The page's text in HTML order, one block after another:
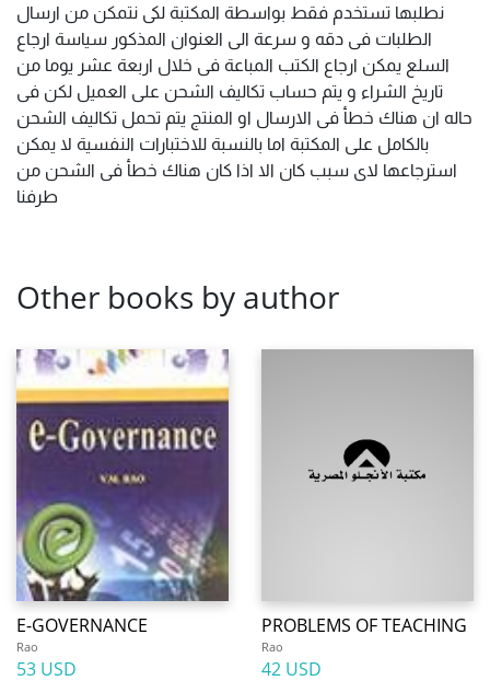
نطلبها تستخدم فقط بواسطة المكتبة لكى نتمكن من ارسال
الطلبات فى دقه و سرعة الى العنوان المذكور سياسة ارجاع
السلع يمكن ارجاع الكتب المباعة فى خلال اربعة عشر يوما من
تاريخ الشراء و يتم حساب تكاليف الشحن على العميل لكن فى
حاله ان هناك خطأ فى الارسال او المنتج يتم تحمل تكاليف الشحن
بالكامل على المكتبة اما بالنسبة للاختبارات النفسية لا يمكن
استرجاعها لاى سبب كان الا اذا كان هناك خطأ فى الشحن من
طرفنا
Other books by author
E-GOVERNANCE
Rao
53 USD
PROBLEMS OF TEACHING
Rao
42 USD